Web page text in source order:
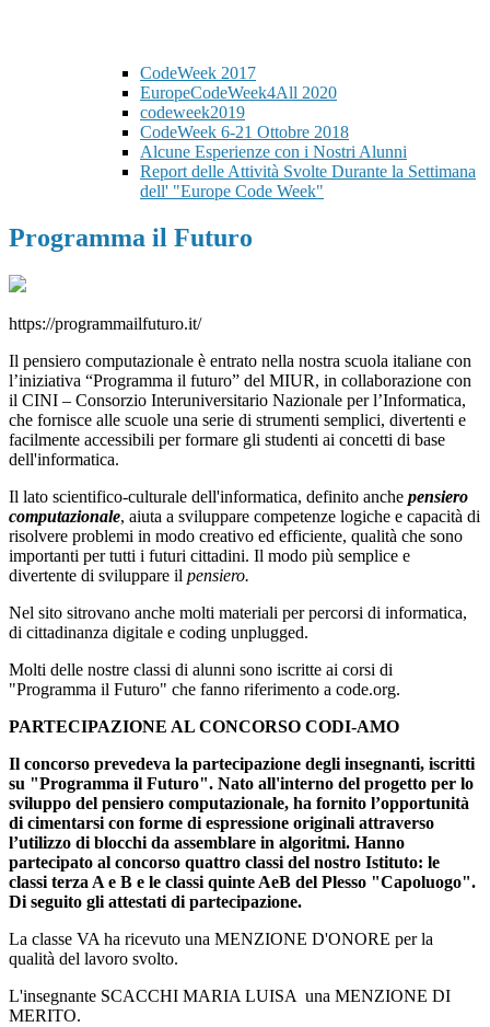
CodeWeek 2017
EuropeCodeWeek4All 2020
codeweek2019
CodeWeek 6-21 Ottobre 2018
Alcune Esperienze con i Nostri Alunni
Report delle Attività Svolte Durante la Settimana
dell' "Europe Code Week"
Programma il Futuro
https://programmailfuturo.it/
Il pensiero computazionale è entrato nella nostra scuola italiane con
l’iniziativa “Programma il futuro” del MIUR, in collaborazione con
il CINI – Consorzio Interuniversitario Nazionale per l’Informatica,
che fornisce alle scuole una serie di strumenti semplici, divertenti e
facilmente accessibili per formare gli studenti ai concetti di base
dell'informatica.
Il lato scientifico-culturale dell'informatica, definito anche pensiero
computazionale, aiuta a sviluppare competenze logiche e capacità di
risolvere problemi in modo creativo ed efficiente, qualità che sono
importanti per tutti i futuri cittadini. Il modo più semplice e
divertente di sviluppare il pensiero.
Nel sito sitrovano anche molti materiali per percorsi di informatica,
di cittadinanza digitale e coding unplugged.
Molti delle nostre classi di alunni sono iscritte ai corsi di
"Programma il Futuro" che fanno riferimento a code.org.
PARTECIPAZIONE AL CONCORSO CODI-AMO
Il concorso prevedeva la partecipazione degli insegnanti, iscritti
su "Programma il Futuro". Nato all'interno del progetto per lo
sviluppo del pensiero computazionale, ha fornito l’opportunità
di cimentarsi con forme di espressione originali attraverso
l’utilizzo di blocchi da assemblare in algoritmi. Hanno
partecipato al concorso quattro classi del nostro Istituto: le
classi terza A e B e le classi quinte AeB del Plesso "Capoluogo".
Di seguito gli attestati di partecipazione.
La classe VA ha ricevuto una MENZIONE D'ONORE per la
qualità del lavoro svolto.
L'insegnante SCACCHI MARIA LUISA una MENZIONE DI
MERITO.